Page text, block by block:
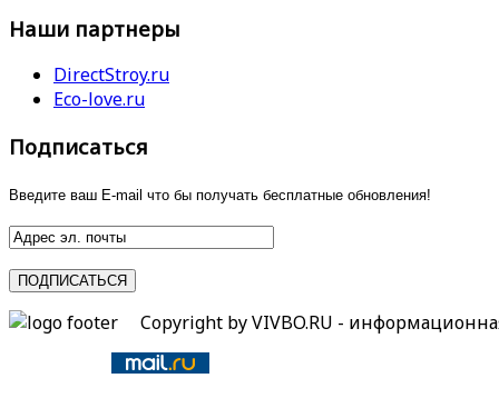
Наши партнеры
DirectStroy.ru
Eco-love.ru
Подписаться
Введите ваш E-mail что бы получать бесплатные обновления!
Copyright by VIVBO.RU -